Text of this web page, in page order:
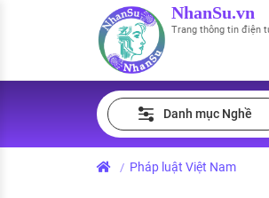
NhanSu.vn
Trang thông tin điện
Tìm việc làm
Quản lý CV
Tính lương Gross - Net
PHÁP LUẬT VIỆT NAM
Văn bản pháp luật
Chính sách mới
Danh mục Nghề
/ Pháp luật Việt Nam